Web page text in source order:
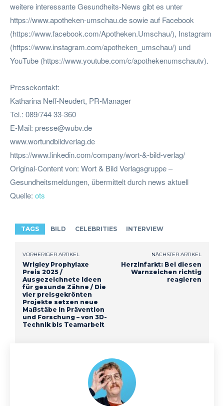
weitere interessante Gesundheits-News gibt es unter
https://www.apotheken-umschau.de sowie auf Facebook
(https://www.facebook.com/Apotheken.Umschau/), Instagram
(https://www.instagram.com/apotheken_umschau/) und
YouTube (https://www.youtube.com/c/apothekenumschautv).
Pressekontakt:
Katharina Neff-Neudert, PR-Manager
Tel.: 089/744 33-360
E-Mail: presse@wubv.de
www.wortundbildverlag.de
https://www.linkedin.com/company/wort-&-bild-verlag/
Original-Content von: Wort & Bild Verlagsgruppe –
Gesundheitsmeldungen, übermittelt durch news aktuell
Quelle: ots
TAGS BILD CELEBRITIES INTERVIEW
VORHERIGER ARTIKEL
Wrigley Prophylaxe
Preis 2025 /
Ausgezeichnete Ideen
für gesunde Zähne / Die
vier preisgekrönten
Projekte setzen neue
Maßstäbe in Prävention
und Forschung – von 3D-
Technik bis Teamarbeit
NÄCHSTER ARTIKEL
Herzinfarkt: Bei diesen
Warnzeichen richtig
reagieren